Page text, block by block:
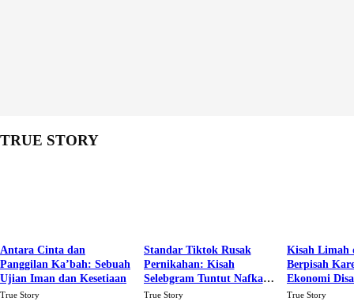
TRUE STORY
Antara Cinta dan
Panggilan Ka’bah: Sebuah
Ujian Iman dan Kesetiaan
True Story
Standar Tiktok Rusak
Pernikahan: Kisah
Selebgram Tuntut Nafkah
Rp.15 Juta Perbulan
True Story
Kisah Limah
Berpisah
Ekonomi
Karena Cinta
True Story